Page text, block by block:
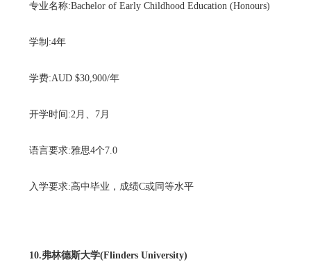
专业名称:Bachelor of Early Childhood Education (Honours)
学制:4年
学费:AUD $30,900/年
开学时间:2月、7月
语言要求:雅思4个7.0
入学要求:高中毕业，成绩C或同等水平
10.弗林德斯大学(Flinders University)